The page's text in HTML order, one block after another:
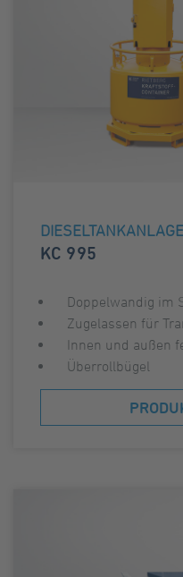
DIESELTANKANLAGE
KC 995
Doppelwandig im
Zugelassen für
Innen und außen
Überrollbügel